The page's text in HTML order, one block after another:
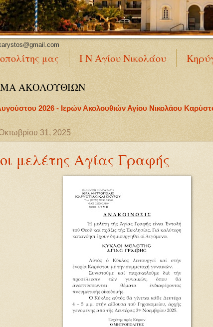
μας Ι Ν Αγίου Νικολάου
ΑΚΟΛΟΥΘΙΩΝ
2026 - Ιερών Ακολουθιών Αγίου Νικολάου
31, 2025
μελέτης Αγίας Γραφής